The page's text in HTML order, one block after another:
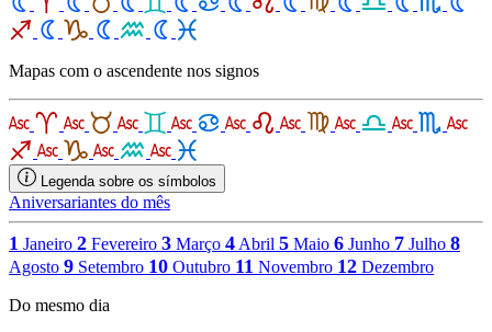
Mapas com o ascendente nos signos
Legenda sobre os símbolos
Aniversariantes do mês
1 Janeiro 2 Fevereiro 3 Março 4 Abril 5 Maio 6 Junho 7 Julho 8
Agosto 9 Setembro 10 Outubro 11 Novembro 12 Dezembro
Do mesmo dia